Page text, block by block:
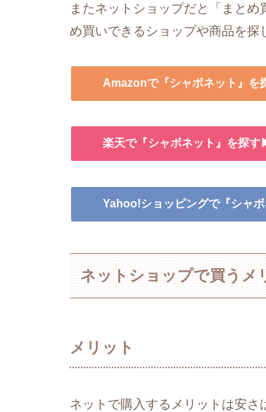
またネットショップだと「まと
め買いできるショップや商品を探
Amazonで『シャボネット』を
楽天で『シャボネット』を探す
Yahoo!ショッピングで『シャ
ネットショップで買うメ
メリット
ネットで購入するメリットは安さ